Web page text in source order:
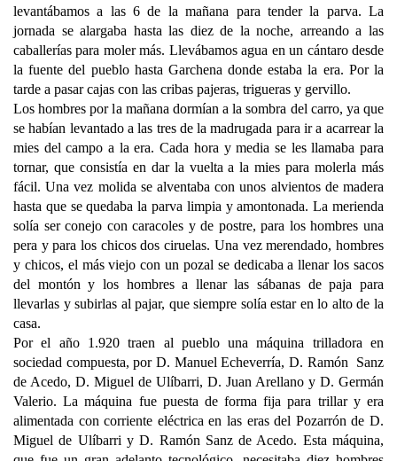
levantábamos a las 6 de la mañana para tender la parva. La
jornada se alargaba hasta las diez de la noche, arreando a las
caballerías para moler más. Llevábamos agua en un cántaro desde
la fuente del pueblo hasta Garchena donde estaba la era. Por la
tarde a pasar cajas con las cribas pajeras, trigueras y gervillo.
Los hombres por la mañana dormían a la sombra del carro, ya que
se habían levantado a las tres de la madrugada para ir a acarrear la
mies del campo a la era. Cada hora y media se les llamaba para
tornar, que consistía en dar la vuelta a la mies para molerla más
fácil. Una vez molida se alventaba con unos alvientos de madera
hasta que se quedaba la parva limpia y amontonada. La merienda
solía ser conejo con caracoles y de postre, para los hombres una
pera y para los chicos dos ciruelas. Una vez merendado, hombres
y chicos, el más viejo con un pozal se dedicaba a llenar los sacos
del montón y los hombres a llenar las sábanas de paja para
llevarlas y subirlas al pajar, que siempre solía estar en lo alto de la
casa.
Por el año 1.920 traen al pueblo una máquina trilladora en
sociedad compuesta, por D. Manuel Echeverría, D. Ramón Sanz
de Acedo, D. Miguel de Ulíbarri, D. Juan Arellano y D. Germán
Valerio. La máquina fue puesta de forma fija para trillar y era
alimentada con corriente eléctrica en las eras del Pozarrón de D.
Miguel de Ulíbarri y D. Ramón Sanz de Acedo. Esta máquina,